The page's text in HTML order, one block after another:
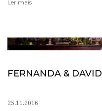
Ler mais
FERNANDA & DAVID
25.11.2016